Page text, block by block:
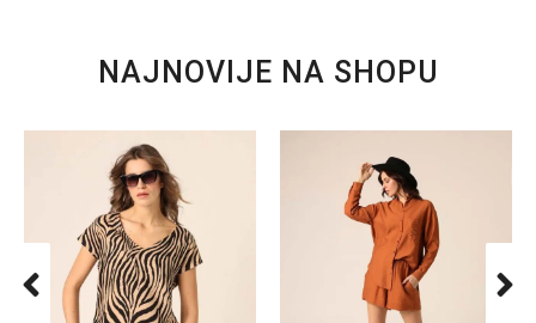
NAJNOVIJE NA SHOPU